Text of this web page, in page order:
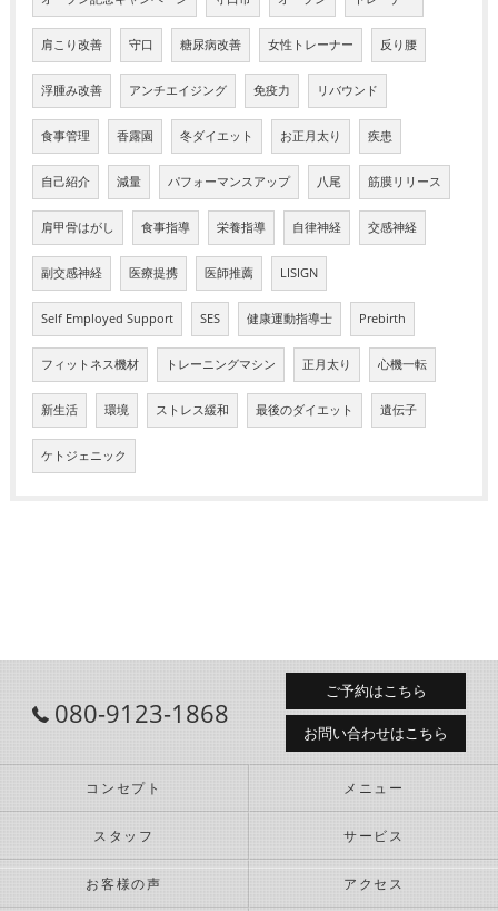
肩こり改善 守口 糖尿病改善 女性トレーナー 反り腰
浮腫み改善 アンチエイジング 免疫力 リバウンド
食事管理 香露園 冬ダイエット お正月太り 疾患
自己紹介 減量 パフォーマンスアップ 八尾 筋膜リリース
肩甲骨はがし 食事指導 栄養指導 自律神経 交感神経
副交感神経 医療提携 医師推薦 LISIGN
Self Employed Support SES 健康運動指導士 Prebirth
フィットネス機材 トレーニングマシン 正月太り 心機一転
新生活 環境 ストレス緩和 最後のダイエット 遺伝子
ケトジェニック
080-9123-1868
ご予約はこちら
お問い合わせはこちら
コンセプト メニュー
スタッフ サービス
お客様の声 アクセス